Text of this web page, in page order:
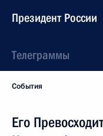
Президент России
Телеграммы
События
Его